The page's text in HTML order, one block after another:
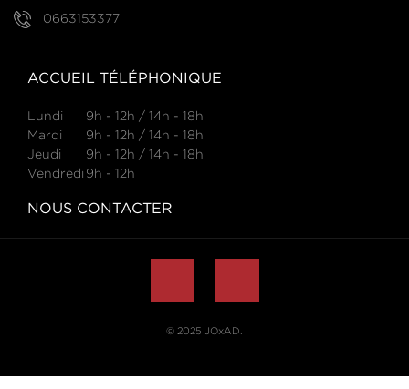
0663153377
ACCUEIL TÉLÉPHONIQUE
Lundi
9h - 12h / 14h - 18h
Mardi
9h - 12h / 14h - 18h
Jeudi
9h - 12h / 14h - 18h
Vendredi 9h - 12h
NOUS CONTACTER
© 2025 JOxAD